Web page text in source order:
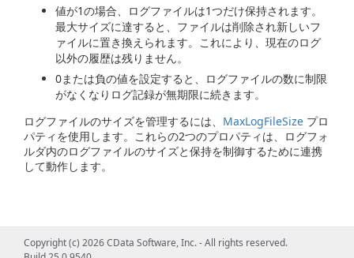
値が1の場合、ログファイルは1つだけ保持されます。
最大サイズに達すると、ファイルは削除され新しいフ
ァイルに置き換えられます。これにより、現在のログ
以外の履歴は残りません。
0または負の値を設定すると、ログファイルの数に制限
がなくなりログ記録が無期限に続きます。
ログファイルのサイズを管理するには、 MaxLogFileSize プロ
パティを使用します。これらの2つのプロパティは、ログフォ
ルダ内のログファイルのサイズと保持を制御するために連携
して動作します。
Copyright (c) 2026 CData Software, Inc. - All rights reserved.